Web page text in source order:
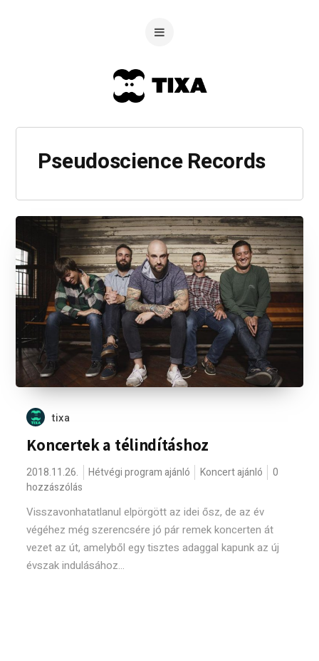
Pseudoscience Records
tixa
Koncertek a télindításhoz
2018.11.26. Hétvégi program ajánló Koncert ajánló
0
hozzászólás
Visszavonhatatlanul elpörgött az idei ősz, de az év
végéhez még szerencsére jó pár remek koncerten át
vezet az út, amelyből egy tisztes adaggal kapunk az új
évszak indulásához...